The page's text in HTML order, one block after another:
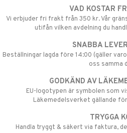
VAD KOSTAR
Vi erbjuder fri frakt från 350 kr. Vår
utifån vilken avdelning du
SNABBA
Beställningar lagda före 14:00 (gäller
oss samma
GODKÄND AV
EU-logotypen är symbolen som
Läkemedelsverket gällande
TRYGGA
Handla tryggt & säkert via faktura,